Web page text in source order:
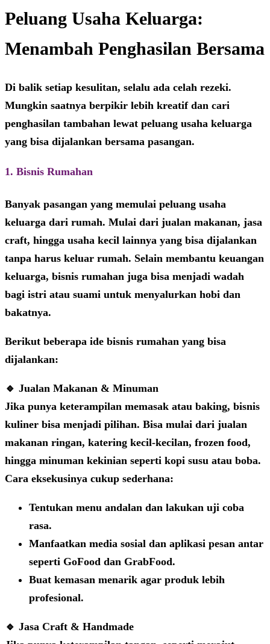
Peluang Usaha Keluarga:
Menambah Penghasilan Bersama
Di balik setiap kesulitan, selalu ada celah rezeki.
Mungkin saatnya berpikir lebih kreatif dan cari
penghasilan tambahan lewat peluang usaha keluarga
yang bisa dijalankan bersama pasangan.
1. Bisnis Rumahan
Banyak pasangan yang memulai peluang usaha
keluarga dari rumah. Mulai dari jualan makanan, jasa
craft, hingga usaha kecil lainnya yang bisa dijalankan
tanpa harus keluar rumah. Selain membantu keuangan
keluarga, bisnis rumahan juga bisa menjadi wadah
bagi istri atau suami untuk menyalurkan hobi dan
bakatnya.
Berikut beberapa ide bisnis rumahan yang bisa
dijalankan:
🔹 Jualan Makanan & Minuman
Jika punya keterampilan memasak atau baking, bisnis
kuliner bisa menjadi pilihan. Bisa mulai dari jualan
makanan ringan, katering kecil-kecilan, frozen food,
hingga minuman kekinian seperti kopi susu atau boba.
Cara eksekusinya cukup sederhana:
Tentukan menu andalan dan lakukan uji coba
rasa.
Manfaatkan media sosial dan aplikasi pesan antar
seperti GoFood dan GrabFood.
Buat kemasan menarik agar produk lebih
profesional.
🔹 Jasa Craft & Handmade